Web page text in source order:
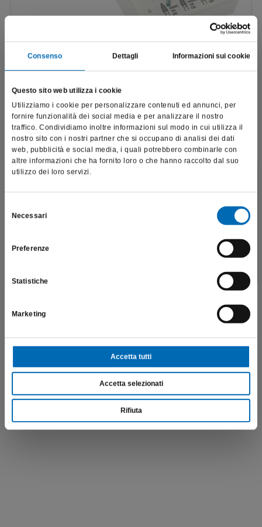
Consenso Dettagli Informazioni sui cookie
Questo sito web utilizza i cookie
Utilizziamo i cookie per personalizzare contenuti ed annunci, per
fornire funzionalità dei social media e per analizzare il nostro
traffico. Condividiamo inoltre informazioni sul modo in cui utilizza il
nostro sito con i nostri partner che si occupano di analisi dei dati
web, pubblicità e social media, i quali potrebbero combinarle con
altre informazioni che ha fornito loro o che hanno raccolto dal suo
utilizzo dei loro servizi.
delNecessari
Preferenze
Statistiche
Marketing
Accetta tutti
Accetta selezionati
Rifiuta
Set per la lucidatura delle ceramiche
4399A
€427,16
Scopri di più
professionali e riporta dati, prodotti e beni sensibili per la
salute e la sicurezza del paziente; pertanto, per visitare il sito,